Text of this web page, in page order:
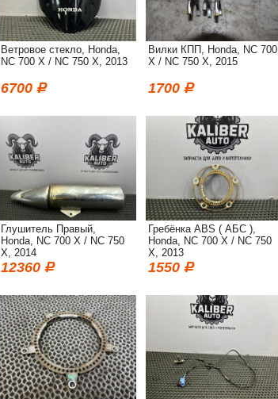
Ветровое стекло, Honda,
NC 700 X / NC 750 X, 2013
6700
Вилки КПП, Honda, NC 700
X / NC 750 X, 2015
1700
Глушитель Правый,
Honda, NC 700 X / NC 750
X, 2014
12360
Гребёнка ABS ( АБС ),
Honda, NC 700 X / NC 750
X, 2013
1550